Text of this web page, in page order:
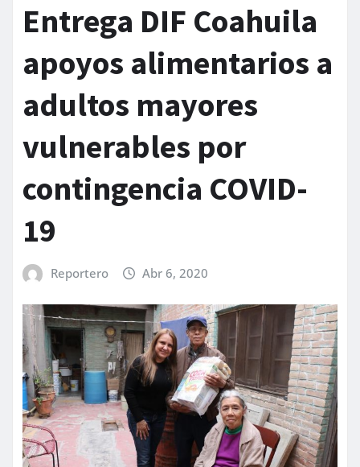
Entrega DIF Coahuila
apoyos alimentarios a
adultos mayores
vulnerables por
contingencia COVID-
19
Reportero Abr 6, 2020